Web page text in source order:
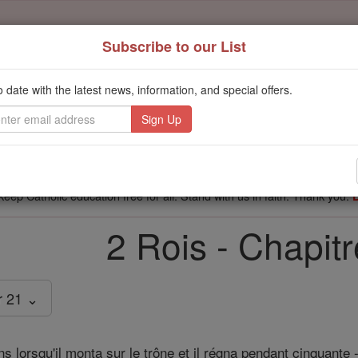
scroll past this
readers, Catholic Online wasde-platformed by Shopify for
Catholic Online School, Prayer Candles, and Catholic Online
. Our
this mission. But fewer than 2% of readers donate. If everyone gave
Catholic education free for all. Stand with us in faith. Thank you.
2 Rois -
21 ⌄
lorsqu'il monta sur le trône et il régna pendant
Subscribe to our List
date with the latest news, information, and special offers.